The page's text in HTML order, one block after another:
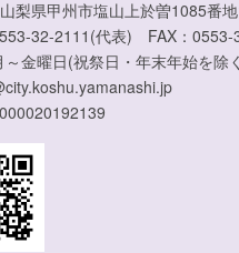
梨県甲州市塩山上於曽1085番
32-2111(代表) FAX：0553-
～金曜日(祝祭日・年末年始を除